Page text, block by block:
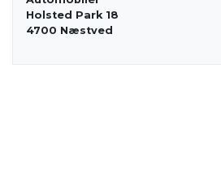
Holsted Park 18
4700 Næstved